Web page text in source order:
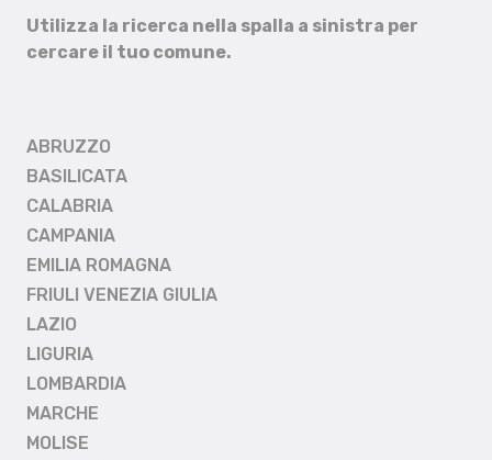
Utilizza la ricerca nella spalla a sinistra per
cercare il tuo comune.
ABRUZZO
BASILICATA
CALABRIA
CAMPANIA
EMILIA ROMAGNA
FRIULI VENEZIA GIULIA
LAZIO
LIGURIA
LOMBARDIA
MARCHE
MOLISE